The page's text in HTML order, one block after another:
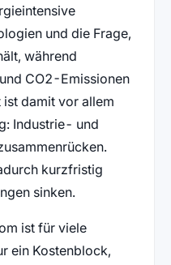
und die Frage,
während
CO2-Emissionen
damit vor allem
Industrie- und
kurzfristig
sinken.
ist für viele
ein Kostenblock,